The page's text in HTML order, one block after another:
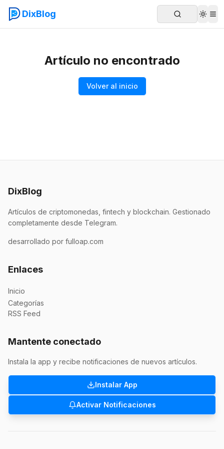
DixBlog
Artículo no encontrado
Volver al inicio
DixBlog
Artículos de criptomonedas, fintech y blockchain. Gestionado
completamente desde Telegram.
desarrollado por fulloap.com
Enlaces
Inicio
Categorías
RSS Feed
Mantente conectado
Instala la app y recibe notificaciones de nuevos artículos.
Instalar App
Activar Notificaciones